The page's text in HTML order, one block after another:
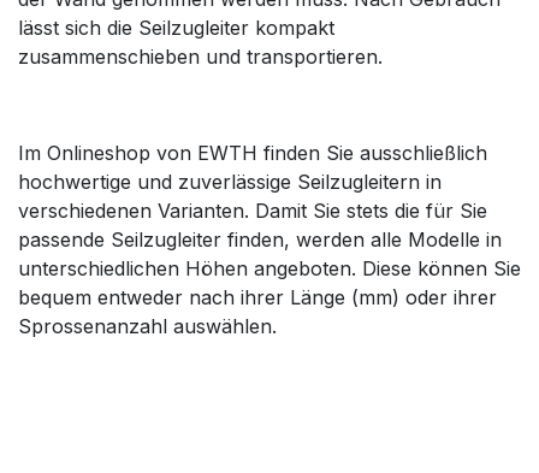
lässt sich die Seilzugleiter kompakt
zusammenschieben und transportieren.
Im Onlineshop von EWTH finden Sie ausschließlich
hochwertige und zuverlässige Seilzugleitern in
verschiedenen Varianten. Damit Sie stets die für Sie
passende Seilzugleiter finden, werden alle Modelle in
unterschiedlichen Höhen angeboten. Diese können Sie
bequem entweder nach ihrer Länge (mm) oder ihrer
Sprossenanzahl auswählen.